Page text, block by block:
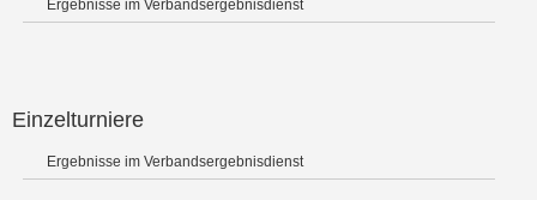
Ergebnisse im Verbandsergebnisdienst
Einzelturniere
Ergebnisse im Verbandsergebnisdienst